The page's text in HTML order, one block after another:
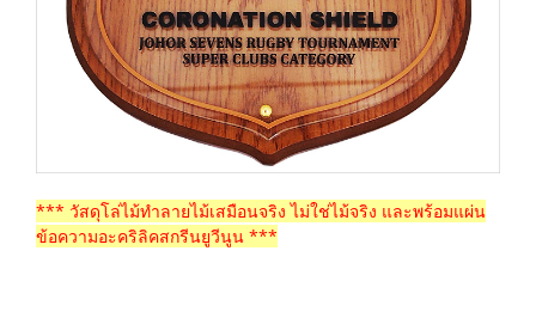
*** วัสดุโล่ไม้ทำลายไม้เสมือนจริง ไม่ใช่ไม้จริง และพร้อมแผ่น
ข้อความอะคริลิคสกรีนยูวีนูน ***